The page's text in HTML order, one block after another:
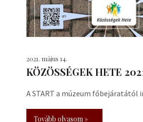
2021. május 14.
KÖZÖSSÉGEK HETE
A START a múzeum főbejáratától
Tovább olvasom »